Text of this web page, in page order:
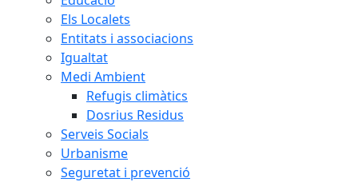
Els Localets
Entitats i associacions
Igualtat
Medi Ambient
Refugis climàtics
Dosrius Residus
Serveis Socials
Urbanisme
Seguretat i prevenció